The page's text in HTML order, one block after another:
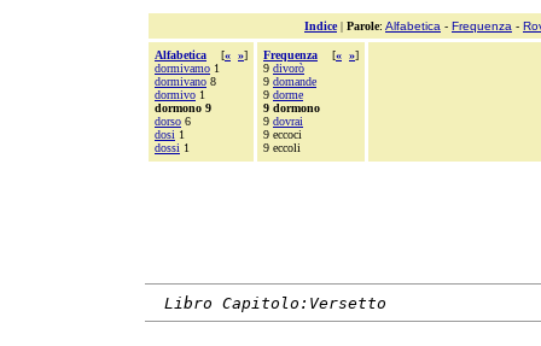
Indice| Parole: Alfabetica - Frequenza -
Alfabetica [« »]
dormivamo 1
dormivano 8
dormivo 1
dormono 9
dorso 6
dosi 1
dossi 1
Frequenza [« »]
9 divorò
9 domande
9 dorme
9 dormono
9 dovrai
9 eccoci
9 eccoli
Libro Capitolo:Versetto